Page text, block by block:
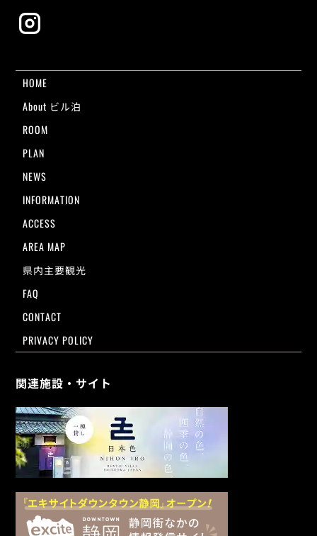
HOME
About ビル泊
ROOM
PLAN
NEWS
INFORMATION
ACCESS
AREA MAP
県内主要観光
FAQ
CONTACT
PRIVACY POLICY
関連施設・サイト